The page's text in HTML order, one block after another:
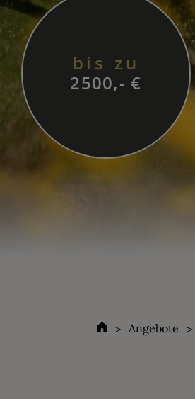
bis zu
2500,- €
Angebote